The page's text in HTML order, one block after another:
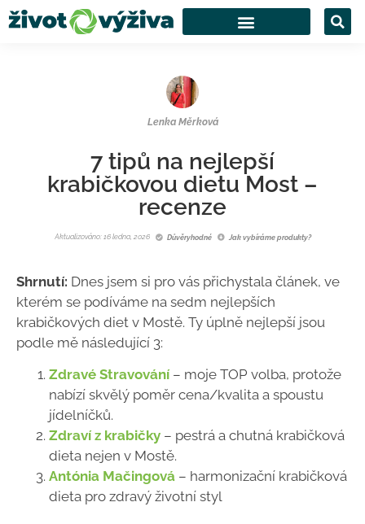
Lenka Měrková
7 tipů na nejlepší
krabičkovou dietu Most –
recenze
Aktualizováno: 16 ledna, 2026 Důvěryhodné Jak vybíráme produkty?
Shrnutí: Dnes jsem si pro vás přichystala článek, ve
kterém se podíváme na sedm nejlepších
krabičkových diet v Mostě. Ty úplně nejlepší jsou
podle mě následující 3:
Zdravé Stravování– moje TOP volba, protože
nabízí skvělý poměr cena/kvalita a spoustu
jídelníčků.
Zdraví z krabičky – pestrá a chutná krabičková
dieta nejen v Mostě.
Antónia Mačingová – harmonizační krabičková
dieta pro zdravý životní styl